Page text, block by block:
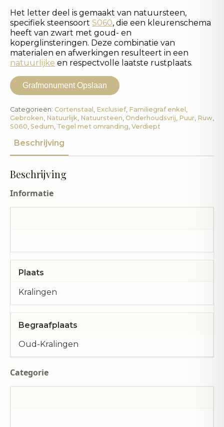
Het letter deel is gemaakt van natuursteen,
specifiek steensoort S060, die een kleurenschema
heeft van zwart met goud- en
koperglinsteringen. Deze combinatie van
materialen en afwerkingen resulteert in een
natuurlijke en respectvolle laatste rustplaats.
Grafmonument Opslaan
Categorieën: Cortenstaal , Exclusief, Familiegraf enkel ,
Gebroken, Natuurlijk, Natuursteen, Onderhoudsvrij, Puur, Ruw,
S060, Sedum, Tegel met omranding, Verdiept
Beschrijving
Beschrijving
Informatie
Plaats
Kralingen
Begraafplaats
Oud-Kralingen
Categorie